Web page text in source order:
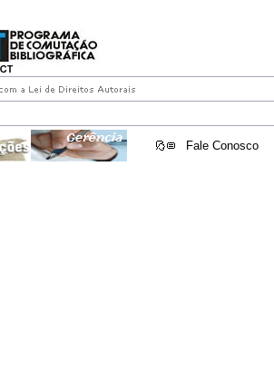
Fale Conosco